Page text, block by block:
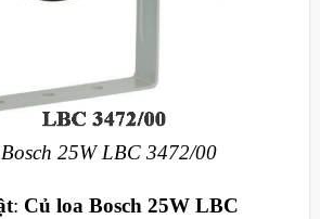
25W LBC 3472/00
: Củ loa Bosch 25W LBC